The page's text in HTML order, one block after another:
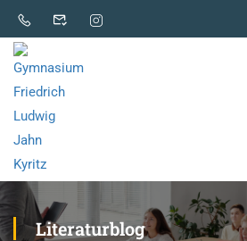
Literaturblog